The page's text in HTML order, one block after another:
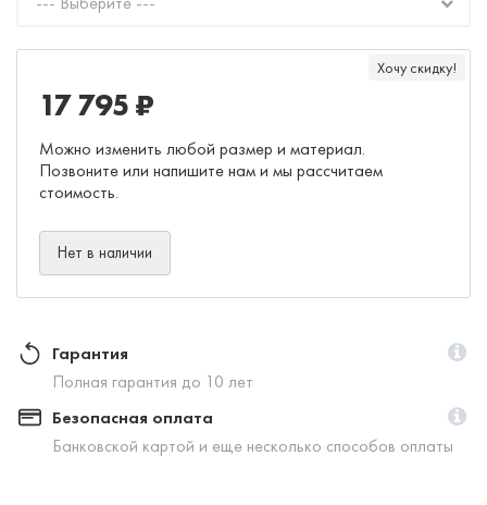
Хочу скидку!
17 795 ₽
Можно изменить любой размер и материал.
Позвоните или напишите нам и мы рассчитаем
стоимость.
Нет в наличии
Гарантия
Полная гарантия до 10 лет
Безопасная оплата
Банковской картой и еще несколько способов оплаты